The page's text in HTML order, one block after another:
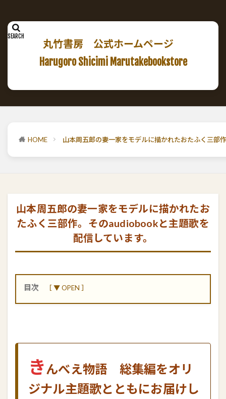
丸竹書房 公式ホームページ
Harugoro Shicimi Marutakebookstore
HOME 山本周五郎の妻一家をモデルに描かれたおたふく三部
山本周五郎の妻一家をモデルに描かれたお
たふく三部作。そのaudiobookと主題歌を
配信しています。
目次
1
え
語
集
き んべえ物語 総集編をオリ
ジナル主題歌とともにお届けし